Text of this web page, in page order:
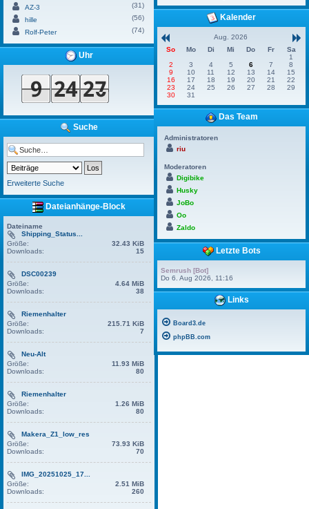
AZ-3
(31)
hille
(56)
Rolf-Peter
(74)
Uhr
Suche
Erweiterte Suche
Dateianhänge-Block
Dateiname
Shipping_Status...
Größe:
32.43 KiB
Downloads:
15
DSC00239
Größe:
4.64 MiB
Downloads:
38
Riemenhalter
Größe:
215.71 KiB
Downloads:
7
Neu-Alt
Größe:
11.93 MiB
Downloads:
80
Riemenhalter
Größe:
1.26 MiB
Downloads:
80
Makera_Z1_low_res
Größe:
73.93 KiB
Downloads:
70
IMG_20251025_17...
Größe:
2.51 MiB
Downloads:
260
Kalender
Aug. 2026
So
Mo Di Mi Do Fr
Sa
1
2
3 4 5 6 7
8
9
10 11 12 13 14
15
16
17 18 19 20 21
22
23
24 25 26 27 28
29
30
31
Das Team
Administratoren
riu
Moderatoren
Digibike
Husky
JoBo
Oo
Zaldo
Letzte Bots
Semrush [Bot]
Do 6. Aug 2026, 11:16
Links
Board3.de
phpBB.com